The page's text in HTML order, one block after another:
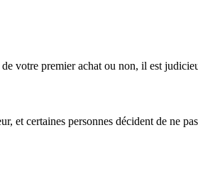
votre premier achat ou non, il est
et certaines personnes décident de ne